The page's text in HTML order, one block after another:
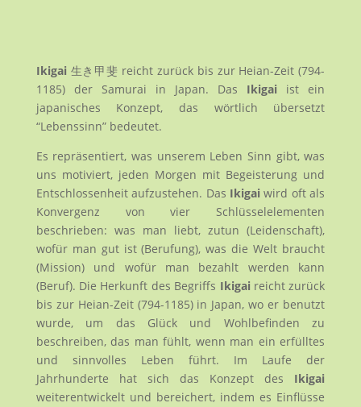
Ikigai 生き甲斐 reicht zurück bis zur Heian-Zeit (794-
1185) der Samurai in Japan. Das Ikigai ist ein
japanisches Konzept, das wörtlich übersetzt
“Lebenssinn” bedeutet.
Es repräsentiert, was unserem Leben Sinn gibt, was
uns motiviert, jeden Morgen mit Begeisterung und
Entschlossenheit aufzustehen. Das Ikigai wird oft als
Konvergenz von vier Schlüsselelementen
beschrieben: was man liebt, zutun (Leidenschaft),
wofür man gut ist (Berufung), was die Welt braucht
(Mission) und wofür man bezahlt werden kann
(Beruf). Die Herkunft des Begriffs Ikigai reicht zurück
bis zur Heian-Zeit (794-1185) in Japan, wo er benutzt
wurde, um das Glück und Wohlbefinden zu
beschreiben, das man fühlt, wenn man ein erfülltes
und sinnvolles Leben führt. Im Laufe der
Jahrhunderte hat sich das Konzept des Ikigai
weiterentwickelt und bereichert, indem es Einflüsse